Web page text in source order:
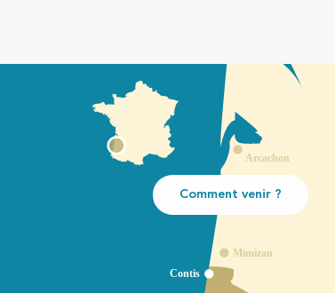
Comment venir ?